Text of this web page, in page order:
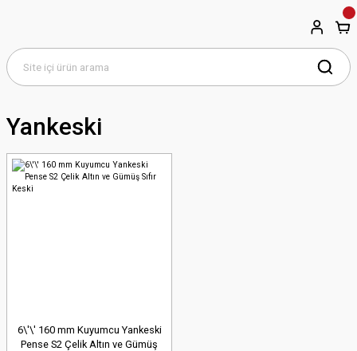
Yankeski
6\'\' 160 mm Kuyumcu Yankeski
Pense S2 Çelik Altın ve Gümüş